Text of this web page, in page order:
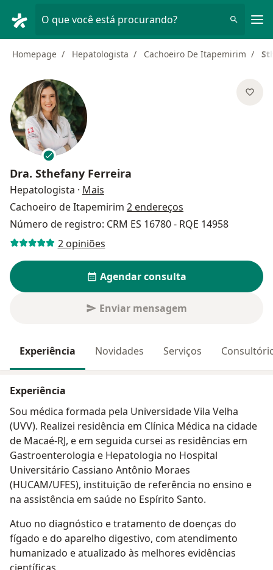
O que você está procurando?
Homepage Hepatologista Cachoeiro De Itapemirim
Dra. Sthefany Ferreira
Hepatologista · Mais
Cachoeiro de Itapemirim 2 endereços
Número de registro: CRM ES 16780 - RQE 14958
2 opiniões
Agendar consulta
Enviar mensagem
Experiência Novidades Serviços
Experiência
Sou médica formada pela Universidade Vila Velha
(UVV). Realizei residência em Clínica Médica na cidade
de Macaé-RJ, e em seguida cursei as residências em
Gastroenterologia e Hepatologia no Hospital
Universitário Cassiano Antônio Moraes
(HUCAM/UFES), instituição de referência no ensino e
na assistência em saúde no Espírito Santo.
Atuo no diagnóstico e tratamento de doenças do
fígado e do aparelho digestivo, com atendimento
humanizado e atualizado às melhores evidências